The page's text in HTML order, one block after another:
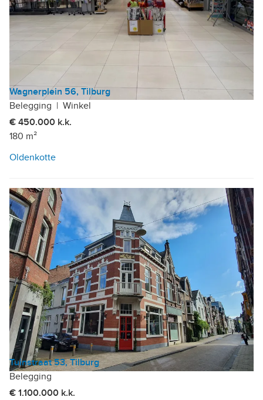
Wagnerplein 56, Tilburg
Belegging | Winkel
€ 450.000 k.k.
180 m²
Oldenkotte
Tuinstraat 53, Tilburg
Belegging
€ 1.100.000 k.k.